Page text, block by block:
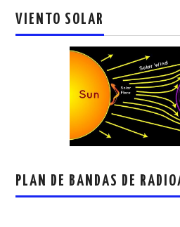
VIENTO SOLAR
PLAN DE BANDAS DE